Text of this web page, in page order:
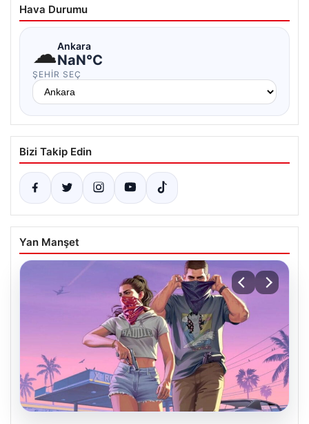
Hava Durumu
☁Ankara
NaN°C
ŞEHIR SEÇ
Bizi Takip Edin
Yan Manşet